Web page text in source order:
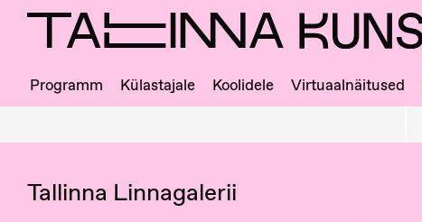
Skip
Ligipääs
ja
Programm Külastajale Koolidele Virtuaalnäitused
Tallinna Linnagalerii